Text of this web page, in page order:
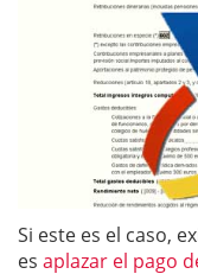
Si este es el caso,
es aplazar el pago